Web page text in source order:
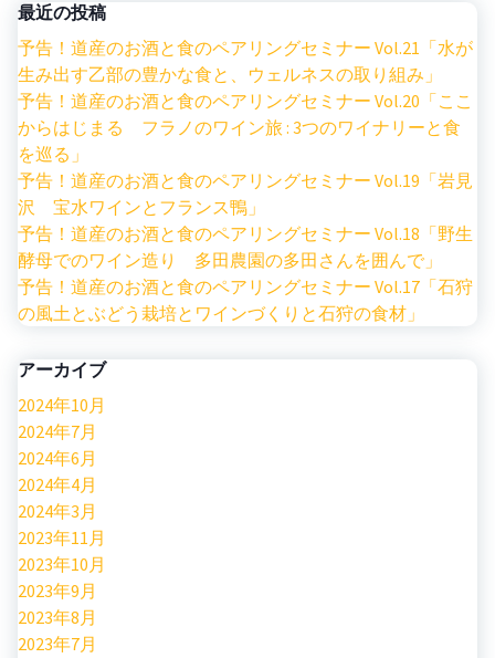
最近の投稿
予告！道産のお酒と食のペアリングセミナー Vol.21「水が
生み出す乙部の豊かな食と、ウェルネスの取り組み」
予告！道産のお酒と食のペアリングセミナー Vol.20「ここ
からはじまる フラノのワイン旅 : 3つのワイナリーと食
を巡る」
予告！道産のお酒と食のペアリングセミナー Vol.19「岩見
沢 宝水ワインとフランス鴨」
予告！道産のお酒と食のペアリングセミナー Vol.18「野生
酵母でのワイン造り 多田農園の多田さんを囲んで」
予告！道産のお酒と食のペアリングセミナー Vol.17「石狩
の風土とぶどう栽培とワインづくりと石狩の食材」
アーカイブ
2024年10月
2024年7月
2024年6月
2024年4月
2024年3月
2023年11月
2023年10月
2023年9月
2023年8月
2023年7月